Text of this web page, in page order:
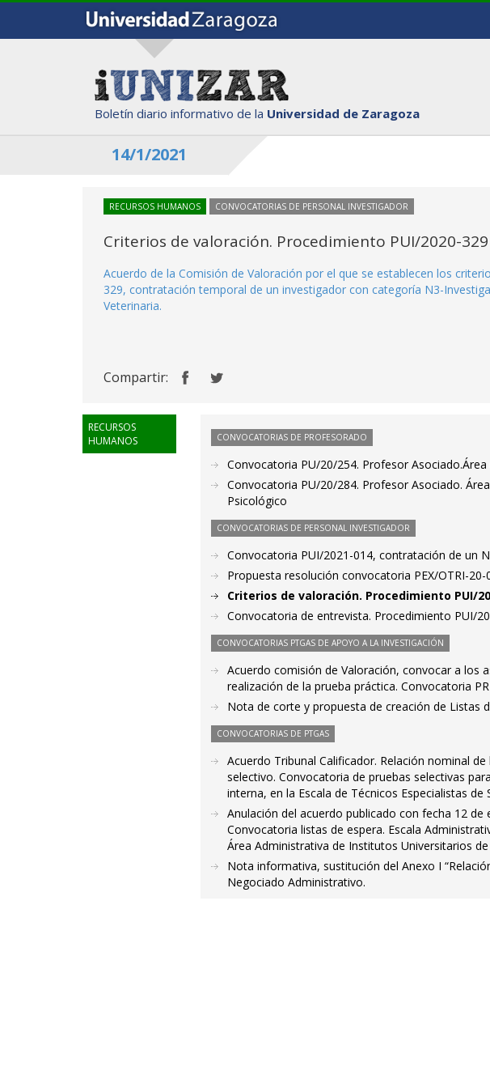
Boletín diario informativo de la Universidad de Zaragoza
14/1/2021
RECURSOS HUMANOS CONVOCATORIAS DE PERSONAL INVESTIGADOR
Criterios de valoración. Procedimiento PUI/2020-329
Acuerdo de la Comisión de Valoración por el que se establecen los
329, contratación temporal de un investigador con categoría N3-
Veterinaria.
Compartir:
RECURSOS
HUMANOS
CONVOCATORIAS DE PROFESORADO
Convocatoria PU/20/254. Profesor
Convocatoria PU/20/284. Profesor Asociado.
Psicológico
CONVOCATORIAS DE PERSONAL INVESTIGADOR
Convocatoria PUI/2021-014, contratación de un
Propuesta resolución convocatoria PEX/OTRI-20-
Criterios de valoración. Procedimiento PUI/
Convocatoria de entrevista. Procedimiento PUI/
CONVOCATORIAS PTGAS DE APOYO A LA INVESTIGACIÓN
Acuerdo comisión de Valoración, convocar a los
realización de la prueba práctica. Convocatoria
Nota de corte y propuesta de creación de Listas
CONVOCATORIAS DE PTGAS
Acuerdo Tribunal Calificador. Relación nominal
selectivo. Convocatoria de pruebas selectivas
interna, en la Escala de Técnicos Especialistas de
Anulación del acuerdo publicado con fecha 12 de
Convocatoria listas de espera. Escala
Área Administrativa de Institutos Universitarios
Nota informativa, sustitución del Anexo I
Negociado Administrativo.